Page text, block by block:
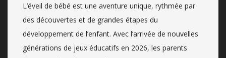
L’éveil de bébé est une aventure unique, rythmée par
des découvertes et de grandes étapes du
développement de l’enfant. Avec l’arrivée de nouvelles
générations de jeux éducatifs en 2026, les parents